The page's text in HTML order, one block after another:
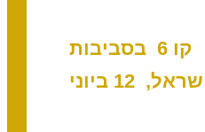
ו 6 בסביבות
לפי שעון ישראל, 12 ביוני